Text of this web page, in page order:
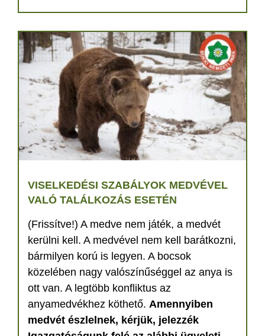
VISELKEDÉSI SZABÁLYOK MEDVÉVEL
VALÓ TALÁLKOZÁS ESETÉN
(Frissítve!) A medve nem játék, a medvét
kerülni kell. A medvével nem kell barátkozni,
bármilyen korú is legyen. A bocsok
közelében nagy valószínűséggel az anya is
ott van. A legtöbb konfliktus az
anyamedvékhez köthető. Amennyiben
medvét észlelnek, kérjük, jelezzék